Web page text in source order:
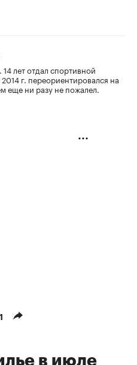
лет отдал спортивной
г. переориентировался на
еще ни разу не пожалел.
в июле